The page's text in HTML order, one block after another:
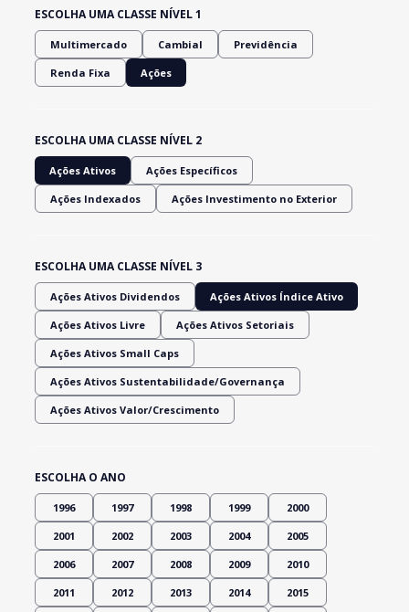
ESCOLHA UMA CLASSE NÍVEL 1
Multimercado Cambial Previdência
Renda Fixa Ações
ESCOLHA UMA CLASSE NÍVEL 2
Ações Ativos Ações Específicos
Ações Indexados Ações Investimento no Exterior
ESCOLHA UMA CLASSE NÍVEL 3
Ações Ativos Dividendos Ações Ativos Índice Ativo
Ações Ativos Livre Ações Ativos Setoriais
Ações Ativos Small Caps
Ações Ativos Sustentabilidade/Governança
Ações Ativos Valor/Crescimento
ESCOLHA O ANO
1996 1997 1998 1999 2000
2001 2002 2003 2004 2005
2006 2007 2008 2009 2010
2011 2012 2013 2014 2015